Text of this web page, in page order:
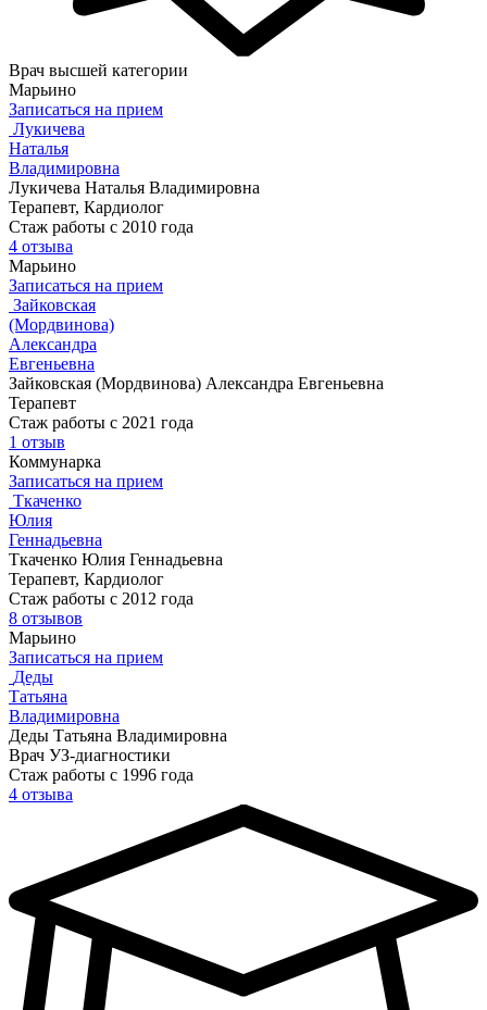
Врач высшей категории
Марьино
Записаться на прием
Лукичева
Наталья
Владимировна
Лукичева Наталья Владимировна
Терапевт, Кардиолог
Стаж работы с 2010 года
4 отзыва
Марьино
Записаться на прием
Зайковская
(Мордвинова)
Александра
Евгеньевна
Зайковская (Мордвинова) Александра Евгеньевна
Терапевт
Стаж работы с 2021 года
1 отзыв
Коммунарка
Записаться на прием
Ткаченко
Юлия
Геннадьевна
Ткаченко Юлия Геннадьевна
Терапевт, Кардиолог
Стаж работы с 2012 года
8 отзывов
Марьино
Записаться на прием
Деды
Татьяна
Владимировна
Деды Татьяна Владимировна
Врач УЗ-диагностики
Стаж работы с 1996 года
4 отзыва